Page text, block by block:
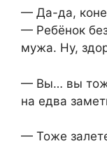
— Да-да,
— Ребёнок
мужа. Ну,
— Вы… вы
на едва
— Тоже